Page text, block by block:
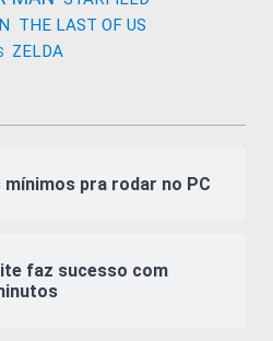
THE LAST OF US
ZELDA
pra rodar no PC
faz sucesso com